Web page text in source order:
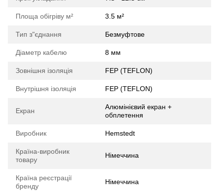
Площа обігріву м² 3.5 м²
Тип з"єднання Безмуфтове
Діаметр кабелю 8 мм
Зовнішня ізоляція FEP (TEFLON)
Внутрішня ізоляція FEP (TEFLON)
Екран
Алюмінієвий екран +
обплетення
Виробник Hemstedt
Країна-виробник
товару
Німеччина
Країна реєстрації
бренду
Німеччина